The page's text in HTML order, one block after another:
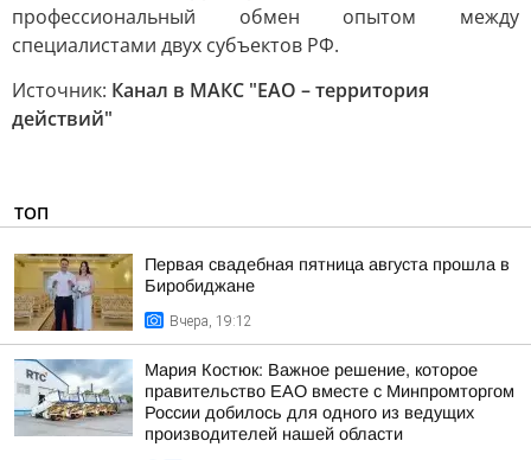
профессиональный обмен опытом между
специалистами двух субъектов РФ.
Источник: Канал в МАКС "ЕАО – территория
действий"
ТОП
Первая свадебная пятница августа прошла в
Биробиджане
Вчера, 19:12
Мария Костюк: Важное решение, которое
правительство ЕАО вместе с Минпромторгом
России добилось для одного из ведущих
производителей нашей области